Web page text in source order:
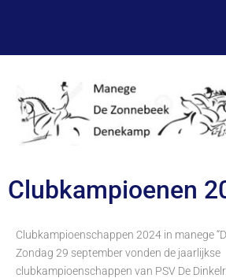
Clubkampioenen
Clubkampioenschappen 2024 in manege
Zondag 29 september vonden de jaarlijkse
clubkampioenschappen van PSV De